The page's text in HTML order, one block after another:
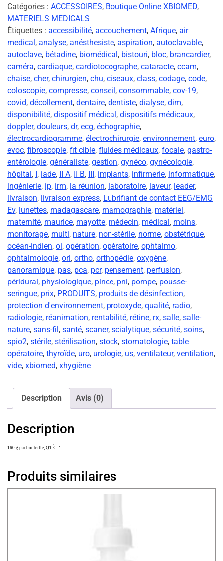
Catégories : ACCESSOIRES, Boutique Online XBIOMED,
MATERIELS MEDICALS
Étiquettes : accessibilité, accouchement, Afrique, air
medical, analyse, anésthesiste, aspiration, autoclavable,
autoclave, bétadine, biomédical, bistouri, bloc, brancardier,
caméra, cardiaque, cardiotocographe, cataracte, ccam,
chaise, cher, chirurgien, chu, ciseaux, class, codage, code,
coloscopie, compresse, conseil, consommable, cov-19,
covid, décollement, dentaire, dentiste, dialyse, dim,
disponibilité, dispositif médical, dispositifs médicaux,
doppler, douleurs, dr, ecg, échographie,
électrocardiogramme, électrochirurgie, environnement, euro,
evoc, fibroscopie, fit cible, fluides médicaux, focale, gastro-
entérologie, généraliste, gestion, gynéco, gynécologie,
hôpital, I, iade, II A, II B, III, implants, infirmerie, informatique,
ingénierie, ip, irm, la réunion, laboratoire, laveur, leader,
livraison, livraison express, Lubrifiant de contact EEG/EMG
Ev, lunettes, madagascare, mamographie, matériel,
maternité, maurice, mayotte, médecin, médical, moins,
monitorage, multi, nature, non-stérile, norme, obstétrique,
océan-indien, oi, opération, opératoire, ophtalmo,
ophtalmologie, orl, ortho, orthopédie, oxygène,
panoramique, pas, pca, pcr, pensement, perfusion,
péridural, physiologique, pince, pni, pompe, pousse-
seringue, prix, PRODUITS, produits de désinfection,
protection d'environnement, protoxyde, qualité, radio,
radiologie, réanimation, rentabilité, rétine, rx, salle, salle-
nature, sans-fil, santé, scaner, scialytique, sécurité, soins,
spio2, stérile, stérilisation, stock, stomatologie, table
opératoire, thyroïde, uro, urologie, us, ventilateur, ventilation,
vide, xbiomed, xhygiène
Description Avis (0)
Description
160 g par bouteille, QTÉ : 1
Produits similaires